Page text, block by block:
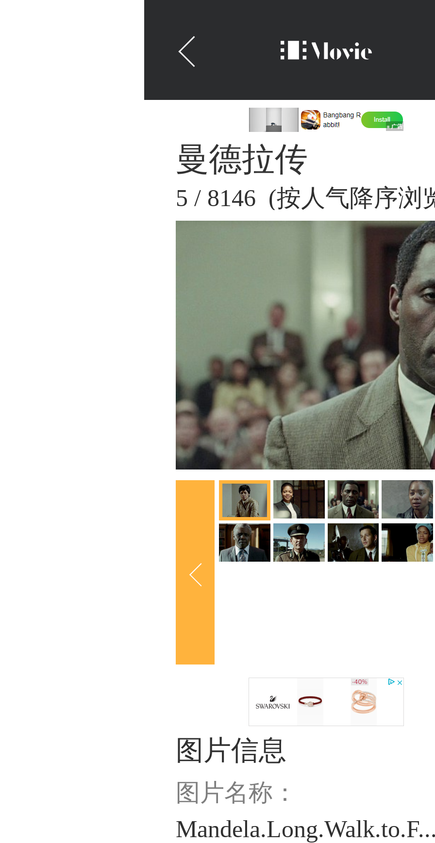
曼德拉传
5 / 8146 (按人气降序浏
图片信息
图片名称：